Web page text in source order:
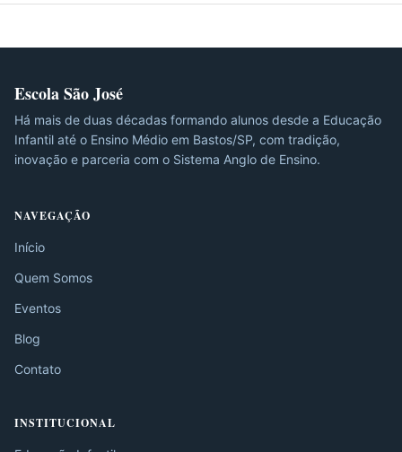
Escola São José
Há mais de duas décadas formando alunos desde a Educação
Infantil até o Ensino Médio em Bastos/SP, com tradição,
inovação e parceria com o Sistema Anglo de Ensino.
NAVEGAÇÃO
Início
Quem Somos
Eventos
Blog
Contato
INSTITUCIONAL